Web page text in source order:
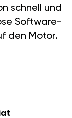
schnell und
Software-
den Motor.